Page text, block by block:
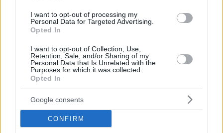
I want to opt-out of processing my
Personal Data for Targeted Advertising.
Opted In
I want to opt-out of Collection, Use,
Retention, Sale, and/or Sharing of my
Personal Data that Is Unrelated with the
Purposes for which it was collected.
Opted In
Google consents
CONFIRM
Los 10 mejores ala-pívots de la
Euroliga que podrían quedar
libres este verano
Tras repasar los bases, escoltas y aleros más interesantes de
este próximo mercado veraniego, llega el turno de los...
Los 10 mejores escoltas de la
Euroliga que podrían quedar
libres este verano
05/JUN/21 01:04